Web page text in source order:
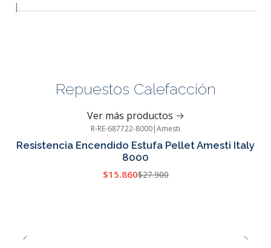
|
Repuestos Calefacción
Ver más productos
-43%
OFF
R-RE-687722-8000|Amesti
Resistencia Encendido Estufa Pellet Amesti Italy
8000
$15.860$27.900